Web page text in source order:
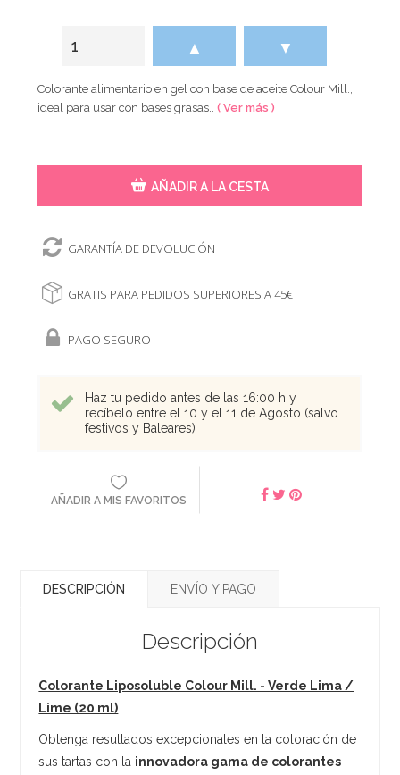
▲ ▼
Colorante alimentario en gel con base de aceite Colour Mill.,
ideal para usar con bases grasas..( Ver más )
AÑADIR A LA CESTA
GARANTÍA DE DEVOLUCIÓN
GRATIS PARA PEDIDOS SUPERIORES A 45€
PAGO SEGURO
Haz tu pedido antes de las 16:00 h y
recíbelo entre el 10 y el 11 de Agosto (salvo
festivos y Baleares)
AÑADIR A MIS FAVORITOS
DESCRIPCIÓN ENVÍO Y PAGO
Descripción
Colorante Liposoluble Colour Mill. - Verde Lima /
Lime (20 ml)
Obtenga resultados excepcionales en la coloración de
sus tartas con la innovadora gama de colorantes